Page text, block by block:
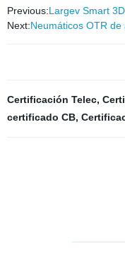
Previous:Largev Smart
Next:Neumáticos OTR
Certificación Telec,
certificado CB,